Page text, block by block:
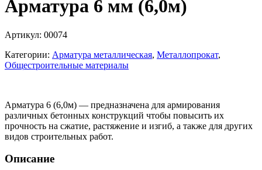
Арматура 6 мм (6,0м)
Артикул: 00074
Категории: Арматура металлическая, Металлопрокат,
Общестроительные материалы
Арматура 6 (6,0м) — предназначена для армирования
различных бетонных конструкций чтобы повысить их
прочность на сжатие, растяжение и изгиб, а также для других
видов строительных работ.
Описание